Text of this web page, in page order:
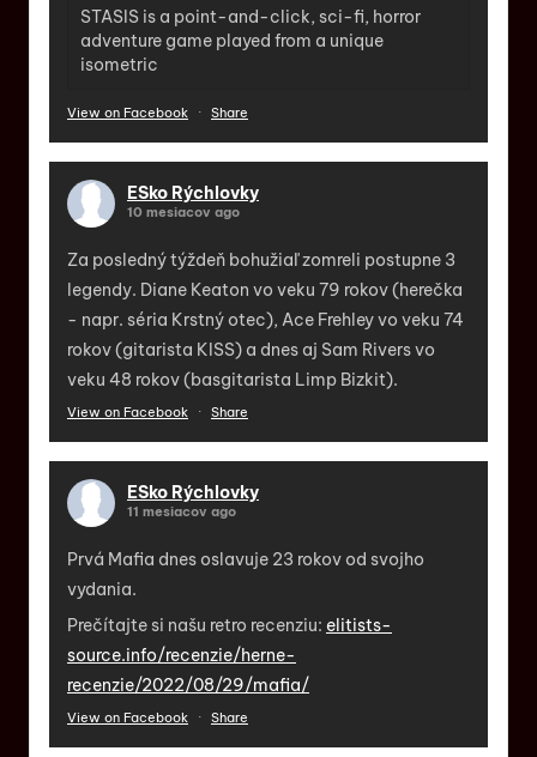
STASIS is a point-and-click, sci-fi, horror
adventure game played from a unique
isometric
View on Facebook · Share
ESko Rýchlovky
10 mesiacov ago
Za posledný týždeň bohužiaľ zomreli postupne 3
legendy. Diane Keaton vo veku 79 rokov (herečka
- napr. séria Krstný otec), Ace Frehley vo veku 74
rokov (gitarista KISS) a dnes aj Sam Rivers vo
veku 48 rokov (basgitarista Limp Bizkit).
View on Facebook · Share
ESko Rýchlovky
11 mesiacov ago
Prvá Mafia dnes oslavuje 23 rokov od svojho
vydania.
Prečítajte si našu retro recenziu: elitists-
source.info/recenzie/herne-
recenzie/2022/08/29/mafia/
View on Facebook · Share